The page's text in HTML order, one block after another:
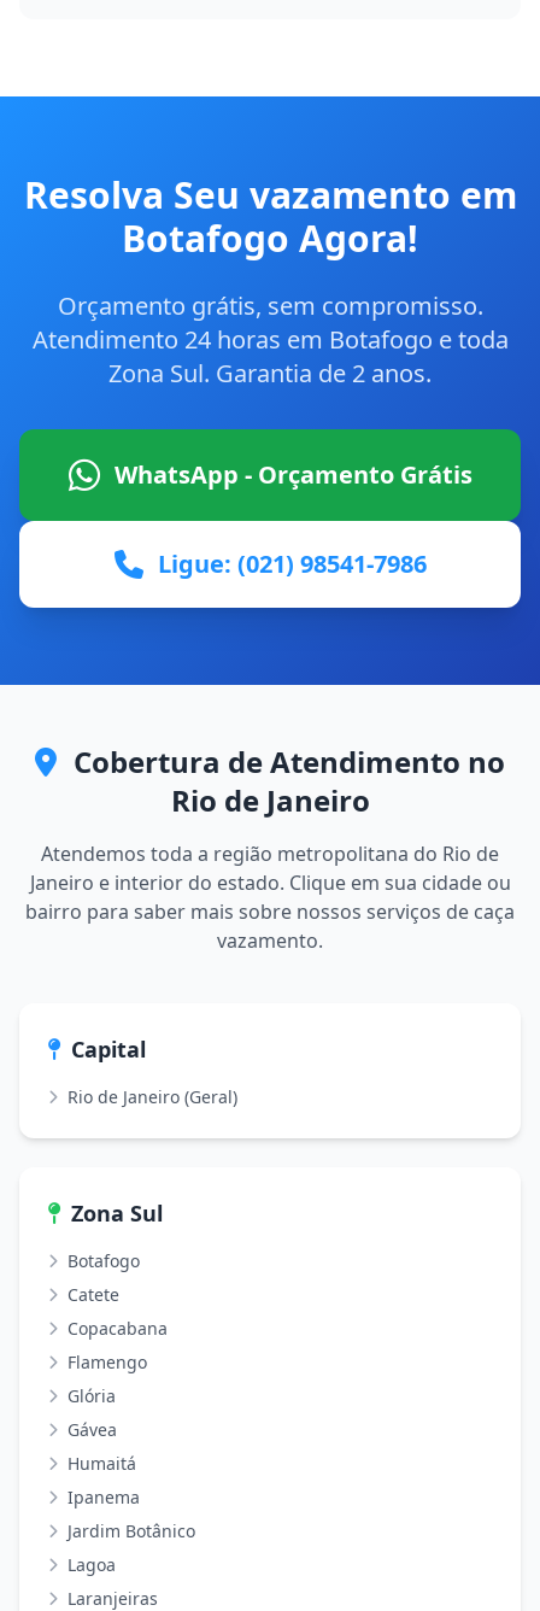
Resolva Seu vazamento em
Botafogo Agora!
Orçamento grátis, sem compromisso.
Atendimento 24 horas em Botafogo e toda
Zona Sul. Garantia de 2 anos.
WhatsApp - Orçamento Grátis
Ligue: (021) 98541-7986
Cobertura de Atendimento no
Rio de Janeiro
Atendemos toda a região metropolitana do Rio de
Janeiro e interior do estado. Clique em sua cidade ou
bairro para saber mais sobre nossos serviços de caça
vazamento.
Capital
Rio de Janeiro (Geral)
Zona Sul
Botafogo
Catete
Copacabana
Flamengo
Glória
Gávea
Humaitá
Ipanema
Jardim Botânico
Lagoa
Laranjeiras